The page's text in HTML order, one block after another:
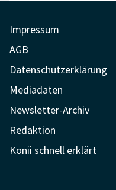
Impressum
AGB
Datenschutzerklärung
Mediadaten
Newsletter-Archiv
Redaktion
Konii schnell erklärt